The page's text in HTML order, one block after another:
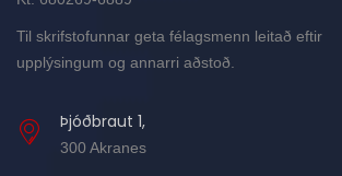
Til skrifstofunnar geta félagsmenn leitað eftir
upplýsingum og annarri aðstoð.
Þjóðbraut 1,
300 Akranes